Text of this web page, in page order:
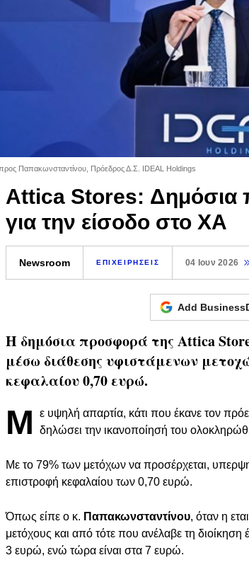
Παπακωνσταντίνου, Πρόεδρος Δ.Σ. IDEAL Holdings
Attica Stores: Δημόσια
για την είσοδο στο ΧΑ
Newsroom ΕΠΙΧΕΙΡΗΣΕΙΣ 04 Ιουν 2026
Add
Η δημόσια προσφορά της Attica
μέσω διάθεσης υφιστάμενων
κεφαλαίου 0,70 ευρώ.
Μ ε υψηλή απαρτία, κάτι που έκανε τον
δηλώσει την ικανοποίησή του
Με το 79% των μετόχων να προσέρχεται,
επιστροφή κεφαλαίου των 0,70 ευρώ.
Όπως είπε ο κ. Παπακωνσταντίνου, όταν η
μετόχους και από τότε που ανέλαβε τη
3 ευρώ, ενώ τώρα είναι στα 7 ευρώ.